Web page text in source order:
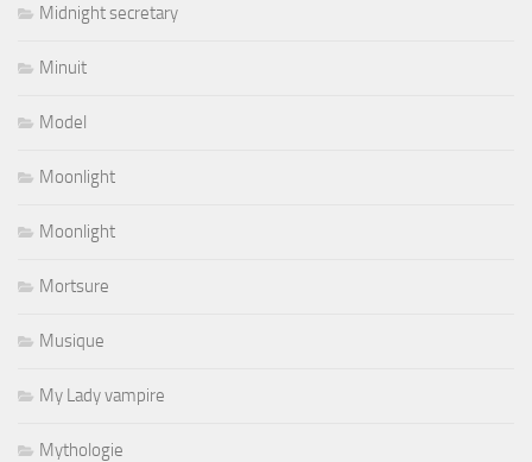
Midnight secretary
Minuit
Model
Moonlight
Moonlight
Mortsure
Musique
My Lady vampire
Mythologie